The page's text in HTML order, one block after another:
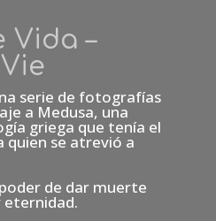
Vida –
serie de fotografías
a Medusa, una
griega que tenía el
quien se atrevió a
de dar muerte
eternidad.